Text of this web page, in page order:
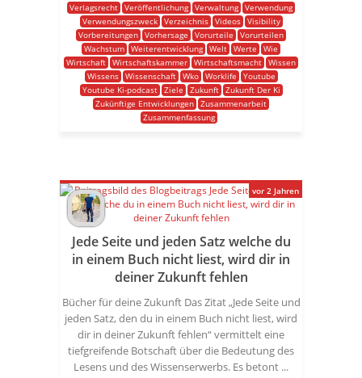
Verlagsrecht Veröffentlichung Verwaltung Verwendung
Verwendungszweck
Verzeichnis Videos
Visibility
Vorbereitungen Vorhersage Vorurteile
Vorurteilen
Wachstum Weiterentwicklung Welt Werte
Wie
Wirtschaft Wirtschaftskammer Wirtschaftsmacht Wissen
Wissens
Wissenschaft Wko Worklife
Youtube
Youtube Ki-podcast
Ziele Zukunft
Zukunft Der Ki
Zukünftige Entwicklungen Zusammenarbeit
Zusammenfassung
Jede Seite und jeden Satz welche du
in einem Buch nicht liest, wird dir in
deiner Zukunft fehlen
Bücher für deine Zukunft Das Zitat „Jede Seite und
jeden Satz, den du in einem Buch nicht liest, wird
dir in deiner Zukunft fehlen“ vermittelt eine
tiefgreifende Botschaft über die Bedeutung des
Lesens und des Wissenserwerbs. Es betont ...
vor 2 Jahren